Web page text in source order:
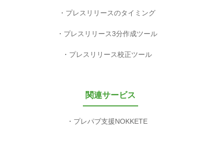
プレスリリースのタイミング
プレスリリース3分作成ツール
プレスリリース校正ツール
関連サービス
プレパブ支援NOKKETE